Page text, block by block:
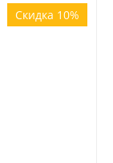
Скидка 10%